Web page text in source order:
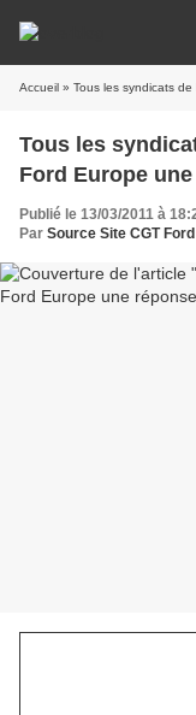
Accueil » Tous les syndicats de
Tous les
Ford Europe
Publié le 13/03/2011 à
Par Source Site CGT